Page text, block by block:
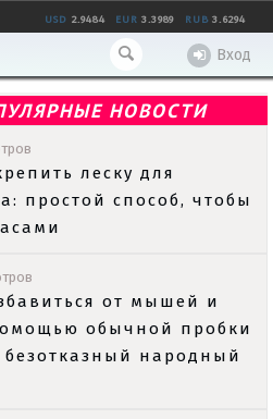
USD 2.9484 EUR 3.3989 RUB 3.6294
Вход
НОВОСТИ
леску для
простой способ, чтобы
от мышей и
обычной пробки
народный